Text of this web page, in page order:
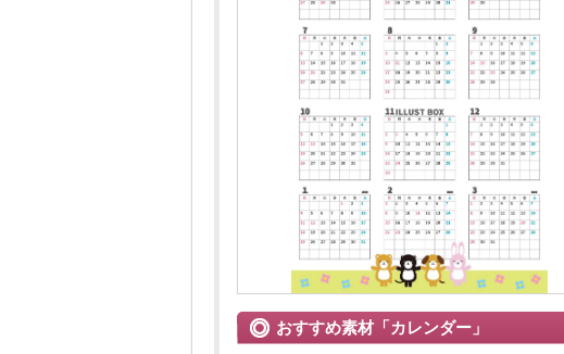
おすすめ素材「カレンダー」